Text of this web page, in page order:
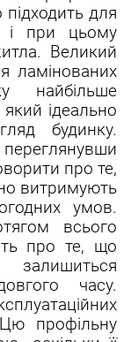
для
і при цьому
Великий
ламінованих
найбільше
ідеально
будинку.
про те,
витримують
умов.
всього
про те, що
часу.
профільну